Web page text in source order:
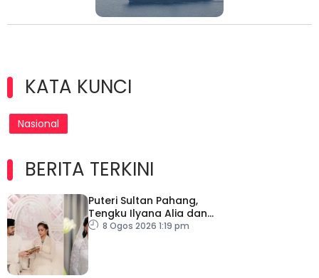
KATA KUNCI
Nasional
BERITA TERKINI
Puteri Sultan Pahang,
Tengku Ilyana Alia dan
pasangan selamat
8 Ogos 2026 1:19 pm